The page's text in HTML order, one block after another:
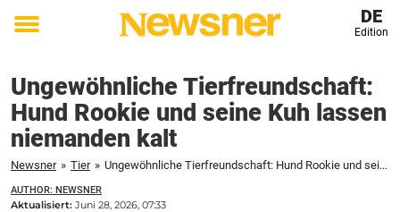
Toggle
DE
Edition
Ungewöhnliche Tierfreundschaft:
Hund Rookie und seine Kuh lassen
niemanden kalt
Newsner » Tier » Ungewöhnliche Tierfreundschaft: Hund Rookie und seine Kuh lassen niemanden kalt
AUTHOR: NEWSNER
Aktualisiert: Juni 28, 2026, 07:33